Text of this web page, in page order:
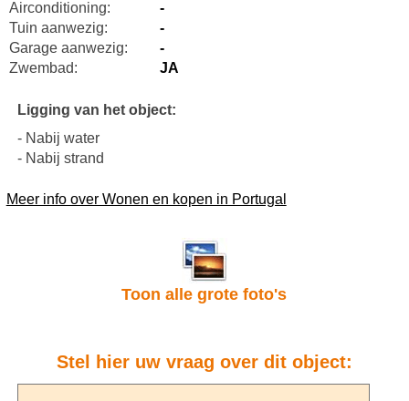
Airconditioning:
-
Tuin aanwezig:
-
Garage aanwezig:
-
Zwembad:
JA
Ligging van het object:
- Nabij water
- Nabij strand
Meer info over Wonen en kopen in Portugal
Toon alle grote foto's
Stel hier uw vraag over dit object: